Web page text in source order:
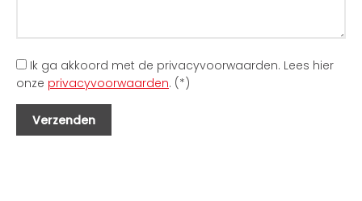
Ik ga akkoord met de privacyvoorwaarden. Lees hier
onze privacyvoorwaarden. (*)